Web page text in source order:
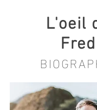
L'oeil
Fred